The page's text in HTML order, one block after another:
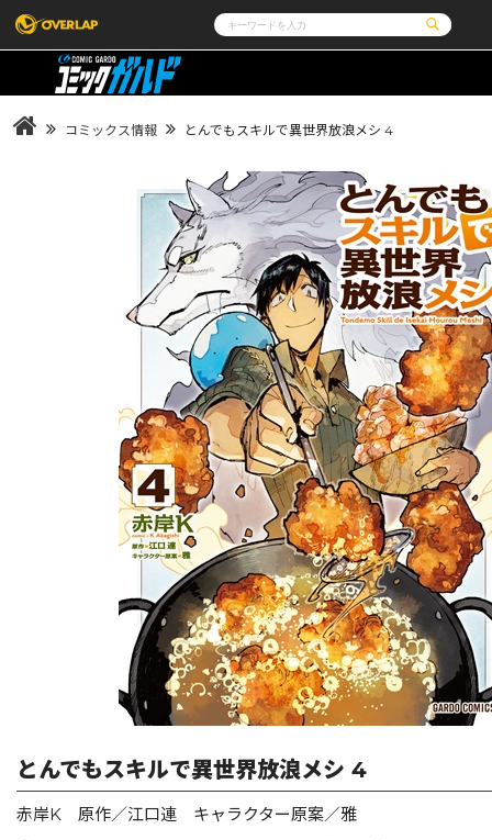
コミック
LiQulle
ライトノベル
ノベルス
ノベルスf
ポケットモンスター
オーバーラップ広報室
オーバーラップホールディングス
お問い合わせは
オーバーラップ文庫 オーバーラップノベルス
オーバーラップノベルスf ロサージュノベルス
コミックガルド コミッククリエ
リキューレ コミックパルフェ
コミックエッセイ
閉じる
コミックス情報 とんでもスキルで異世界放浪メシ 4
とんでもスキルで異世界放浪メシ 4
赤岸K 原作／江口連 キャラクター原案／雅